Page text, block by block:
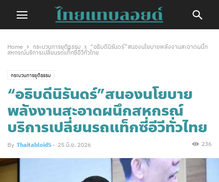
Home กระบวนการยุติธรรม
“อธิบดีนิรันดร์”สนองนโยบายพลังงานสะอาดผนึก
สหกรณ์บริการเปลี่ยนรถแท็กซี่อีวีทั่วไทย
กระบวนการยุติธรรม
“อธิบดีนิรันดร์”สนองนโยบาย
พลังงานสะอาดผนึกสหกรณ์
บริการเปลี่ยนรถแท็กซี่อีวีทั่วไทย
By Thaitabloid5 - 25 มิ.ย. 2026 236